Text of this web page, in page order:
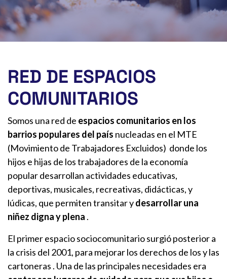
RED DE ESPACIOS
COMUNITARIOS
Somos una red de espacios comunitarios en los
barrios populares del país nucleadas en el MTE
(Movimiento de Trabajadores Excluidos) donde los
hijos e hijas de los trabajadores de la economía
popular desarrollan actividades educativas,
deportivas, musicales, recreativas, didácticas, y
lúdicas, que permitentransitar ydesarrollar una
niñez digna y plena .
El primer espacio sociocomunitario surgió posterior a
la crisis del 2001, para mejorar los derechos de los y las
cartoneras . Una de las principales necesidades era